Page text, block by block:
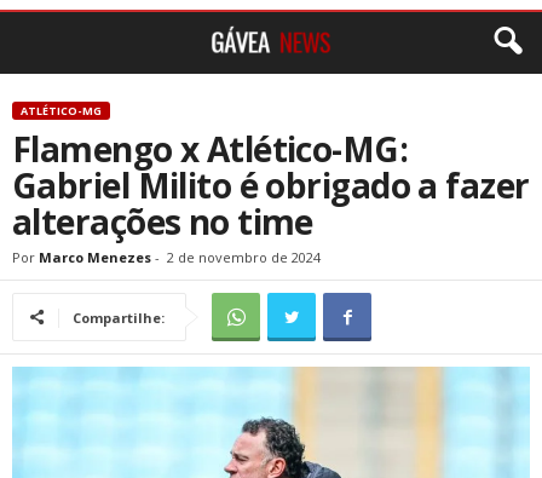
ATLÉTICO-MG
Flamengo x Atlético-MG:
Gabriel Milito é obrigado a fazer
alterações no time
Por Marco Menezes - 2 de novembro de 2024
Compartilhe: